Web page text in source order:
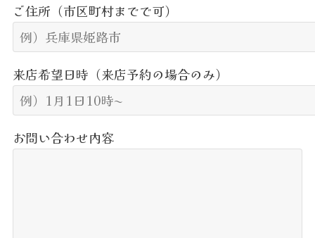
ご住所（市区町村までで可）
来店希望日時（来店予約の場合のみ）
お問い合わせ内容